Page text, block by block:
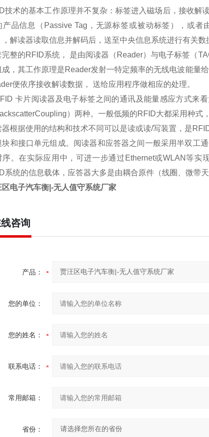
技术的基本工作原理并不复杂：标签进入磁场后，接收解
产品信息（Passive Tag，无源标签或被动标签），或
，解读器读取信息并解码后，送至中央信息系统进行有关数
完整的RFID系统， 是由阅读器（Reader）与电子标签（
成，其工作原理是Reader发射一特定频率的无线电波能量
便依序接收解读数据， 送给应用程序做相应的处理。
卡片阅读器及电子标签之间的通讯及能量感应方式来
）两种。一般低频的RFID大都采用种式
器根据使用的结构和技术不同可以是读或读/写装置，是
块和接口单元组成。阅读器和应答器之间一般采用半双工
序。在实际应用中，可进一步通过Ethernet或WLAN等
系统的信息载体，应答器大多是由耦合原件（线圈、微带
区电子汽车衡|-无人值守系统厂家
咨询
产品：
您的单位：
您的姓名：
联系电话：
常用邮箱：
省份：